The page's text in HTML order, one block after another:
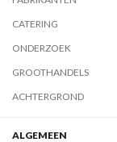
CATERING
ONDERZOEK
GROOTHANDELS
ACHTERGROND
ALGEMEEN